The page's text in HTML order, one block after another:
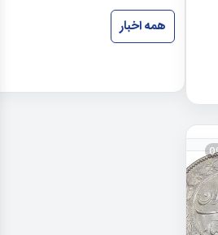
همه اخبار